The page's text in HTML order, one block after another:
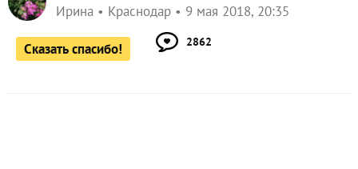
Ирина Краснодар 9 мая 2018, 20:35
Сказать спасибо! 2862